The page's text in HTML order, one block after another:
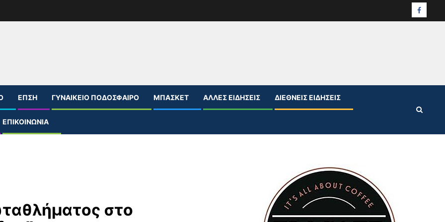
ΕΠΣΗ ΓΥΝΑΙΚΕΊΟ ΠΟΔΌΣΦΑΙΡΟ ΜΠΆΣΚΕΤ ΆΛΛΕΣ ΕΙΔΉΣΕΙΣ ΔΙΕΘΝΕΊΣ ΕΙΔΉΣΕΙΣ
ΕΠΙΚΟΙΝΩΝΊΑ
στο